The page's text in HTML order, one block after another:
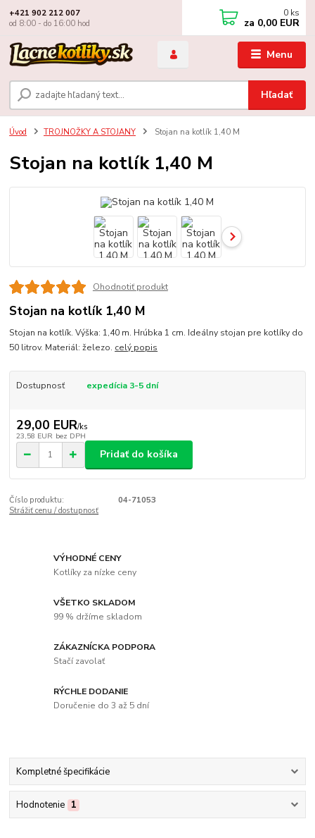
Menu
Hľadať
+421 902 212 007
od 8:00 - do 16:00 hod
0 ks
za 0,00 EUR
Úvod TROJNOŽKY A STOJANY Stojan na kotlík 1,40 M
Stojan na kotlík 1,40 M
Ohodnotiť produkt
Stojan na kotlík 1,40 M
Stojan na kotlík. Výška: 1,40 m. Hrúbka 1 cm. Ideálny stojan pre kotlíky do
50 litrov. Materiál: železo. celý popis
Dostupnosť expedícia 3-5 dní
29,00 EUR/ks
23,58 EUR bez DPH
Pridať do košíka
Číslo produktu:
04-71053
Strážiť cenu / dostupnosť
VÝHODNÉ CENY
Kotlíky za nízke ceny
VŠETKO SKLADOM
99 % držíme skladom
ZÁKAZNÍCKA PODPORA
Stačí zavolať
RÝCHLE DODANIE
Doručenie do 3 až 5 dní
Kompletné špecifikácie
Hodnotenie 1